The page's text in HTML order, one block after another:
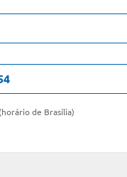
de Brasília)